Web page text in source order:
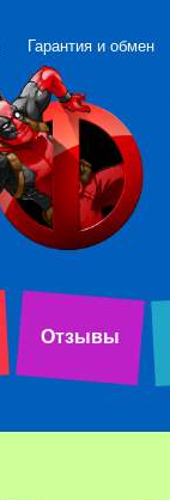
Гарантия и обмен
Отзывы